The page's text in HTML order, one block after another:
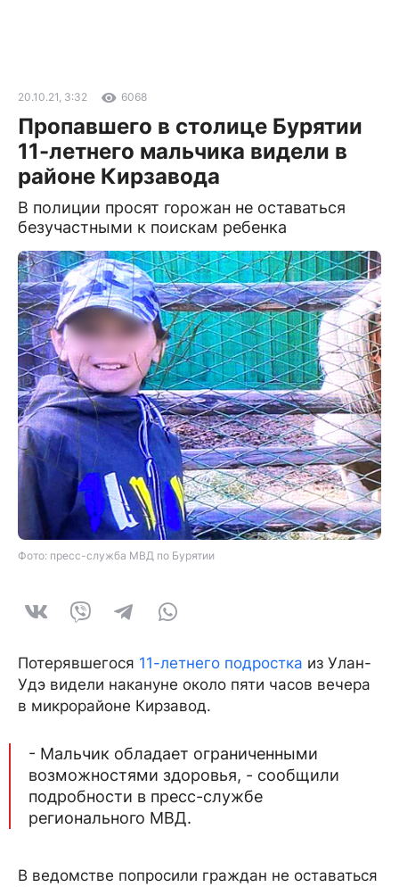
20.10.21, 3:32 6068
Пропавшего в столице Бурятии
11-летнего мальчика видели в
районе Кирзавода
В полиции просят горожан не оставаться
безучастными к поискам ребенка
Фото: пресс-служба МВД по Бурятии
Потерявшегося 11-летнего подростка из Улан-
Удэ видели накануне около пяти часов вечера
в микрорайоне Кирзавод.
- Мальчик обладает ограниченными
возможностями здоровья, - сообщили
подробности в пресс-службе
регионального МВД.
В ведомстве попросили граждан не оставаться